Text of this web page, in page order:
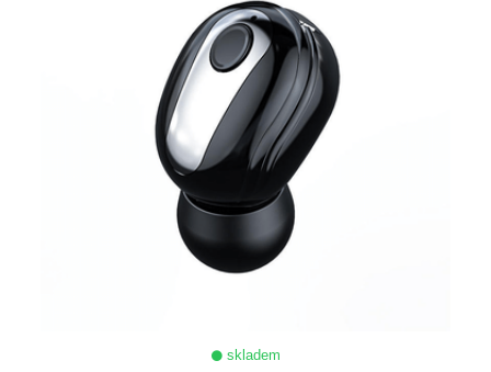
skladem